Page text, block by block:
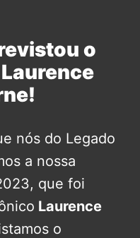
o
nós do Legado
a nossa
que foi
Laurence
o